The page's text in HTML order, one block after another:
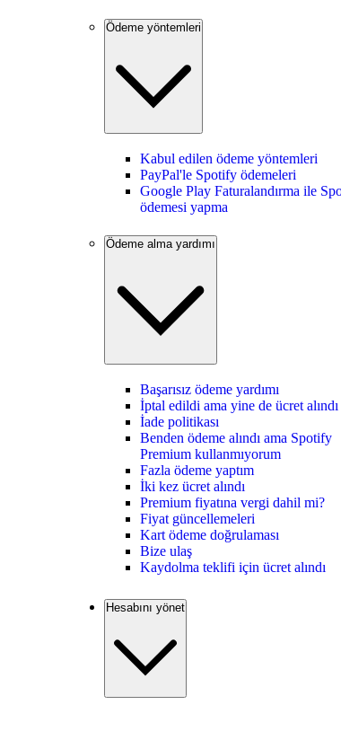
Ödeme yöntemleri
Kabul edilen ödeme yöntemleri
PayPal'le Spotify ödemeleri
Google Play Faturalandırma ile
ödemesi yapma
Ödeme alma yardımı
Başarısız ödeme yardımı
İptal edildi ama yine de ücret alındı
İade politikası
Benden ödeme alındı ama Spotify
Premium kullanmıyorum
Fazla ödeme yaptım
İki kez ücret alındı
Premium fiyatına vergi dahil mi?
Fiyat güncellemeleri
Kart ödeme doğrulaması
Bize ulaş
Kaydolma teklifi için ücret alındı
Hesabını yönet